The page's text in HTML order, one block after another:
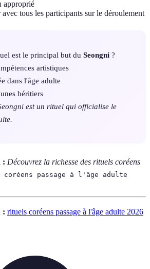
approprié
tous les participants sur le déroulement
est le principal but du Seongni ?
artistiques
dans l'âge adulte
héritiers
est un rituel qui officialise le
: Découvrez la richesse des rituels coréens
passage à l'âge adulte
: rituels coréens passage à l'âge adulte 2026